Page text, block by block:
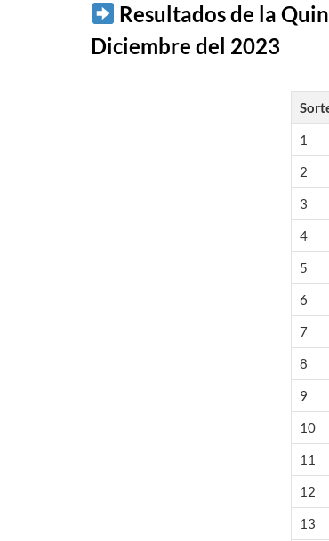
Resultados de la
Diciembre del 2023
1
2
3
4
5
6
7
8
9
10
11
12
13